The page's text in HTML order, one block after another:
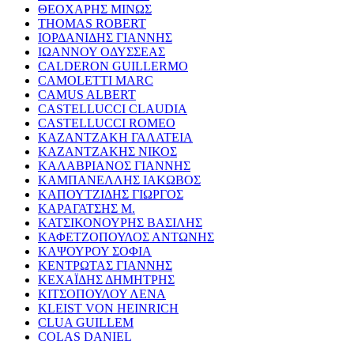
ΘΕΟΧΑΡΗΣ ΜΙΝΩΣ
THOMAS ROBERT
ΙΟΡΔΑΝΙΔΗΣ ΓΙΑΝΝΗΣ
ΙΩΑΝΝΟΥ ΟΔΥΣΣΕΑΣ
CALDERON GUILLERMO
CAMOLETTI MARC
CAMUS ALBERT
CASTELLUCCI CLAUDIA
CASTELLUCCI ROMEO
ΚΑΖΑΝΤΖΑΚΗ ΓΑΛΑΤΕΙΑ
ΚΑΖΑΝΤΖΑΚΗΣ ΝΙΚΟΣ
ΚΑΛΑΒΡΙΑΝΟΣ ΓΙΑΝΝΗΣ
ΚΑΜΠΑΝΕΛΛΗΣ ΙΑΚΩΒΟΣ
ΚΑΠΟΥΤΖΙΔΗΣ ΓΙΩΡΓΟΣ
ΚΑΡΑΓΑΤΣΗΣ Μ.
ΚΑΤΣΙΚΟΝΟΥΡΗΣ ΒΑΣΙΛΗΣ
ΚΑΦΕΤΖΟΠΟΥΛΟΣ ΑΝΤΩΝΗΣ
ΚΑΨΟΥΡΟΥ ΣΟΦΙΑ
ΚΕΝΤΡΩΤΑΣ ΓΙΑΝΝΗΣ
ΚΕΧΑΪΔΗΣ ΔΗΜΗΤΡΗΣ
ΚΙΤΣΟΠΟΥΛΟΥ ΛΕΝΑ
KLEIST VON HEINRICH
CLUA GUILLEM
COLAS DANIEL